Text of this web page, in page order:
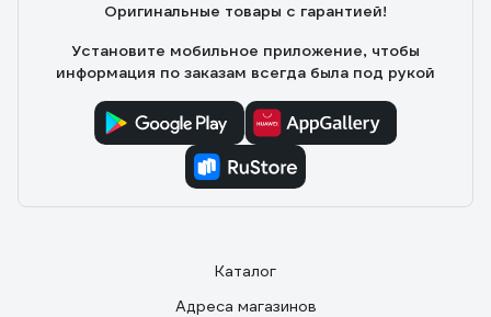
Оригинальные товары с гарантией!
Установите мобильное приложение, чтобы
информация по заказам всегда была под рукой
Каталог
Адреса магазинов